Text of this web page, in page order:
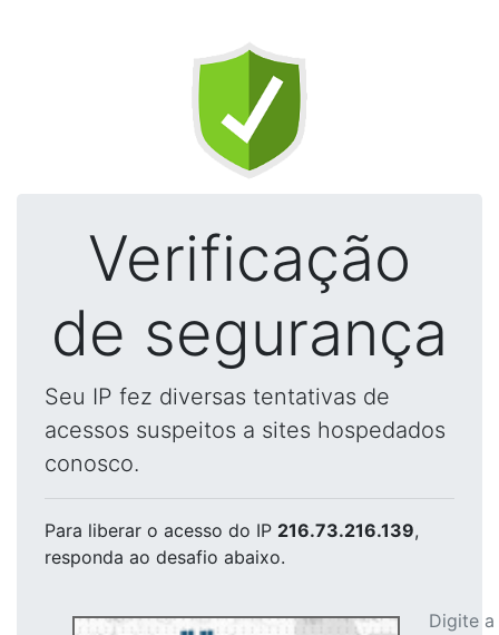
Verificação
de segurança
Seu IP fez diversas tentativas de
acessos suspeitos a sites hospedados
conosco.
Para liberar o acesso do IP 216.73.216.139,
responda ao desafio abaixo.
Digite